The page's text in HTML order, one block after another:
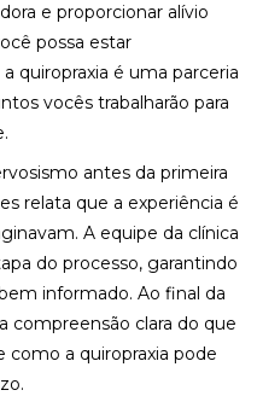
e proporcionar alívio
possa estar
quiropraxia é uma parceria
vocês trabalharão para
antes da primeira
relata que a experiência é
A equipe da clínica
do processo, garantindo
informado. Ao final da
compreensão clara do que
como a quiropraxia pode
A
O